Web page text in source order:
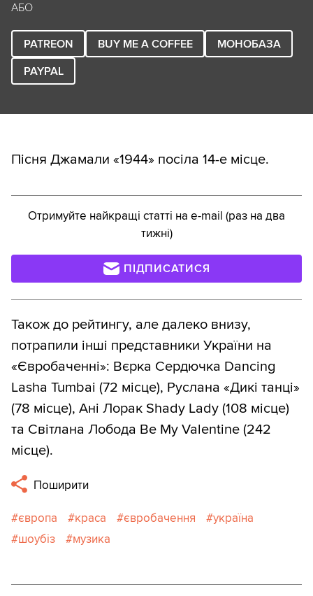
АБО
PATREON BUY ME A COFFEE
МОНОБАЗА
PAYPAL
Пісня Джамали «1944» посіла 14-е місце.
Отримуйте найкращі статті на e-mail (раз на два
тижні)
ПІДПИСАТИСЯ
Також до рейтингу, але далеко внизу,
потрапили інші представники України на
«Євробаченні»: Вєрка Сердючка Dancing
Lasha Tumbai (72 місце), Руслана «Дикі танці»
(78 місце), Ані Лорак Shady Lady (108 місце)
та Світлана Лобода Be My Valentine (242
місце).
Поширити
європа краса євробачення
україна
шоубіз
музика